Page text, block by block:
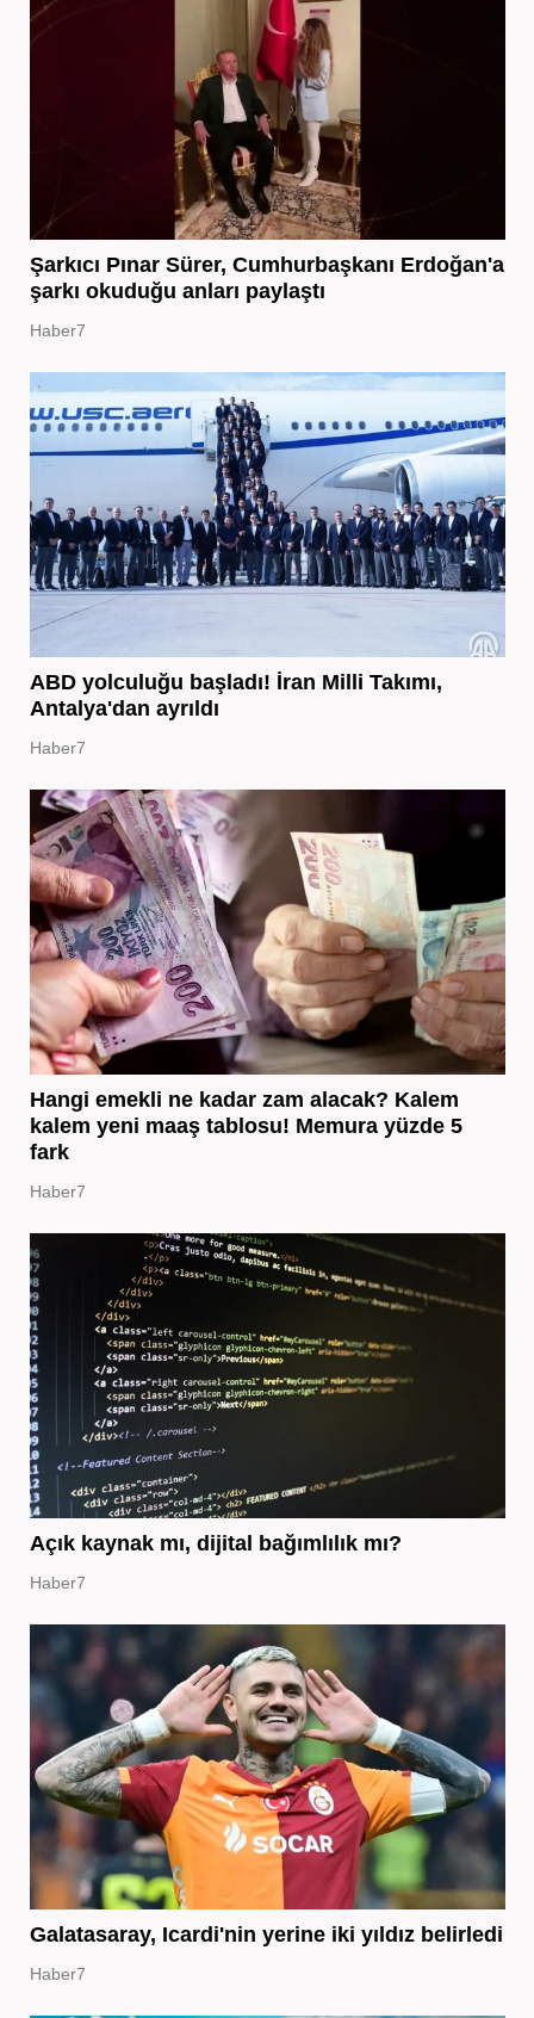
Şarkıcı Pınar Sürer, Cumhurbaşkanı Erdoğan'a
şarkı okuduğu anları paylaştı
Haber7
ABD yolculuğu başladı! İran Milli Takımı,
Antalya'dan ayrıldı
Haber7
Hangi emekli ne kadar zam alacak? Kalem
kalem yeni maaş tablosu! Memura yüzde 5
fark
Haber7
Açık kaynak mı, dijital bağımlılık mı?
Haber7
Galatasaray, Icardi'nin yerine iki yıldız belirledi
Haber7